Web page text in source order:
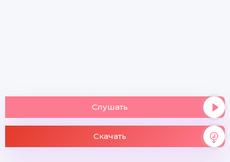
Слушать
Скачать